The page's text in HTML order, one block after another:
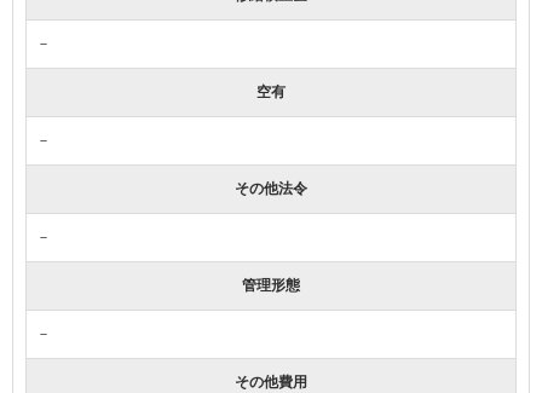
－
空有
－
その他法令
－
管理形態
－
その他費用